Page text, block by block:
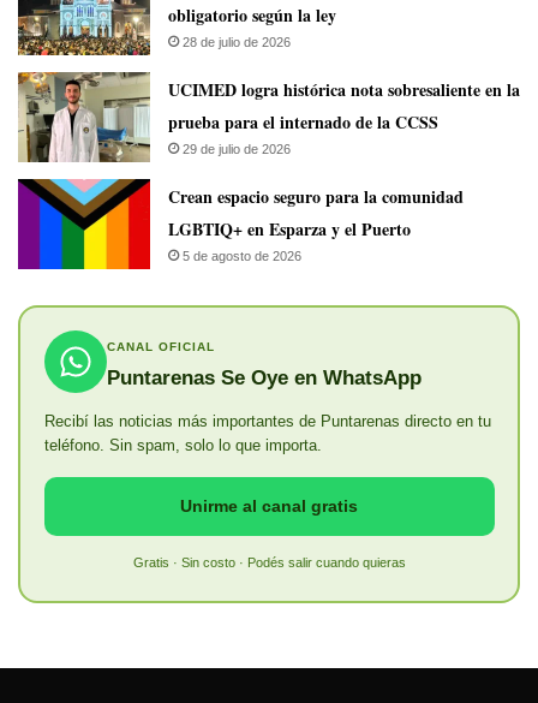
obligatorio según la ley
28 de julio de 2026
UCIMED logra histórica nota sobresaliente en la
prueba para el internado de la CCSS
29 de julio de 2026
Crean espacio seguro para la comunidad
LGBTIQ+ en Esparza y el Puerto
5 de agosto de 2026
CANAL OFICIAL
Puntarenas Se Oye en WhatsApp
Recibí las noticias más importantes de Puntarenas directo en tu
teléfono. Sin spam, solo lo que importa.
Unirme al canal gratis
Gratis · Sin costo · Podés salir cuando quieras